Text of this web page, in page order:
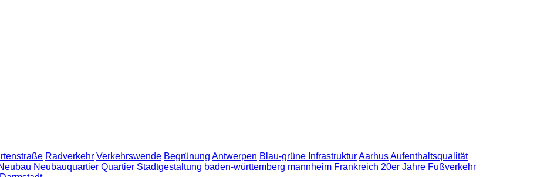
Radverkehr Verkehrswende Begrünung Antwerpen Blau-grüne InfrastrukturAarhusAufenthaltsqualität
Neubauquartier Quartier Stadtgestaltung baden-württemberg mannheim Frankreich 20er Jahre Fußverkehr